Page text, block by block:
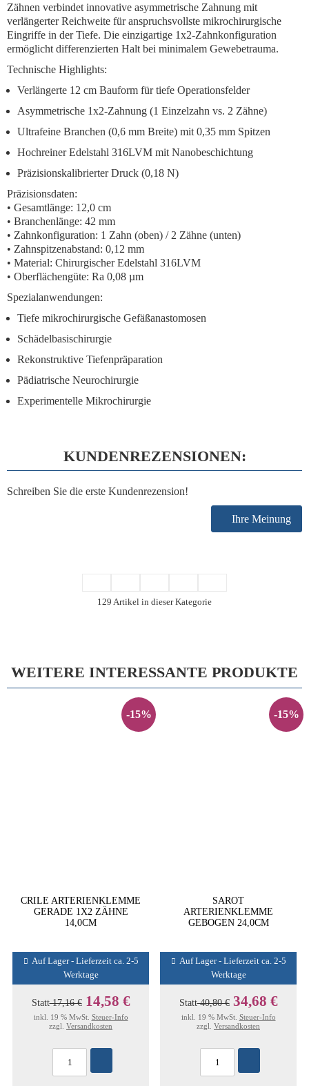
Zähnen verbindet innovative asymmetrische Zahnung mit
verlängerter Reichweite für anspruchsvollste mikrochirurgische
Eingriffe in der Tiefe. Die einzigartige 1x2-Zahnkonfiguration
ermöglicht differenzierten Halt bei minimalem Gewebetrauma.
Technische Highlights:
Verlängerte 12 cm Bauform für tiefe Operationsfelder
Asymmetrische 1x2-Zahnung (1 Einzelzahn vs. 2 Zähne)
Ultrafeine Branchen (0,6 mm Breite) mit 0,35 mm Spitzen
Hochreiner Edelstahl 316LVM mit Nanobeschichtung
Präzisionskalibrierter Druck (0,18 N)
Präzisionsdaten:
• Gesamtlänge: 12,0 cm
• Branchenlänge: 42 mm
• Zahnkonfiguration: 1 Zahn (oben) / 2 Zähne (unten)
• Zahnspitzenabstand: 0,12 mm
• Material: Chirurgischer Edelstahl 316LVM
• Oberflächengüte: Ra 0,08 µm
Spezialanwendungen:
Tiefe mikrochirurgische Gefäßanastomosen
Schädelbasischirurgie
Rekonstruktive Tiefenpräparation
Pädiatrische Neurochirurgie
Experimentelle Mikrochirurgie
KUNDENREZENSIONEN:
Schreiben Sie die erste Kundenrezension!
Ihre Meinung
129 Artikel in dieser Kategorie
WEITERE INTERESSANTE PRODUKTE
-15%
CRILE ARTERIENKLEMME
GERADE 1X2 ZÄHNE
14,0CM
Auf Lager - Lieferzeit ca. 2-5
Werktage
Statt17,16 € 14,58 €
inkl. 19 % MwSt. Steuer-Info
zzgl. Versandkosten
-15%
SAROT
ARTERIENKLEMME
GEBOGEN 24,0CM
Auf Lager - Lieferzeit ca. 2-5
Werktage
Statt40,80 € 34,68 €
inkl. 19 % MwSt. Steuer-Info
zzgl. Versandkosten